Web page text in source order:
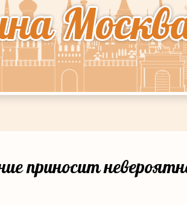
приносит